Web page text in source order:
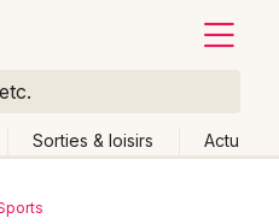
Sorties & loisirs Actu